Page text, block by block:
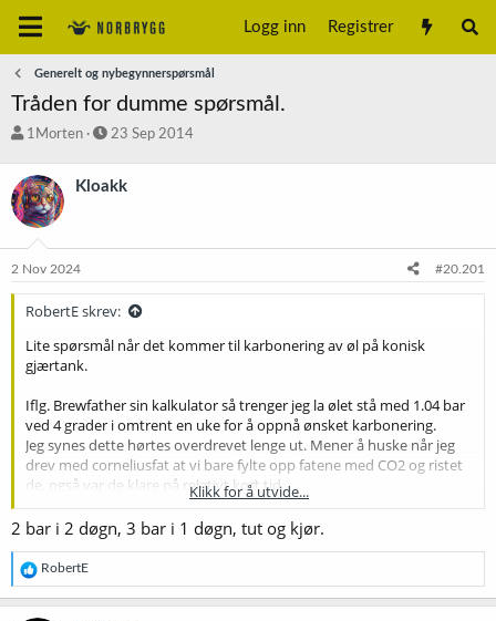
Logg inn Registrer
Generelt og nybegynnerspørsmål
Tråden for dumme spørsmål.
T
å
d
s
a
r
t
e
1Morten
S
r
a
o
23 Sep 2014
Kloakk
2 Nov 2024 #20.201
RobertE skrev:
Lite spørsmål når det kommer til karbonering av øl på konisk
gjærtank.
Iflg. Brewfather sin kalkulator så trenger jeg la ølet stå med 1.04 bar
ved 4 grader i omtrent en uke for å oppnå ønsket karbonering.
Jeg synes dette hørtes overdrevet lenge ut. Mener å huske når jeg
drev med corneliusfat at vi bare fylte opp fatene med CO2 og ristet
de, også var de klare på relativt kort tid.
I mangel på muskelmassen som skal til for å riste en rustfri gjærtank
med 100 liter øl i så har jeg installert karboneringsstein dog.
Men er denne tidsrammen korrekt?
Klikk for å utvide...
2 bar i 2 døgn, 3 bar i 1 døgn, tut og kjør.
R
e
a
RobertE